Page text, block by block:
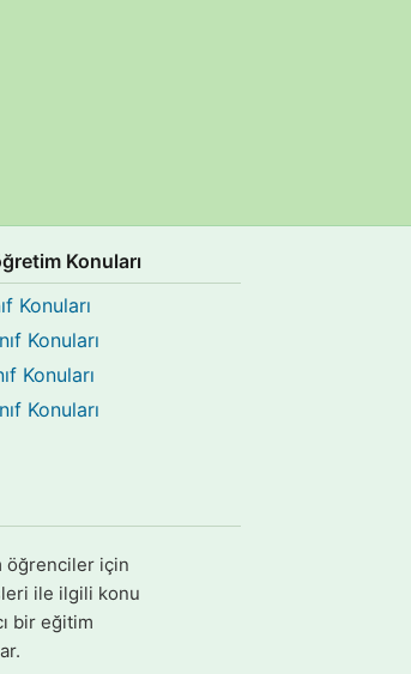
Konuları
Konuları
Konuları
Konuları
Konuları
öğrenciler için
ile ilgili konu
bir eğitim